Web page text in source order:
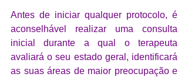
Antes de iniciar qualquer protocolo, é
aconselhável realizar uma consulta
inicial durante a qual o terapeuta
avaliará o seu estado geral, identificará
as suas áreas de maior preocupação e